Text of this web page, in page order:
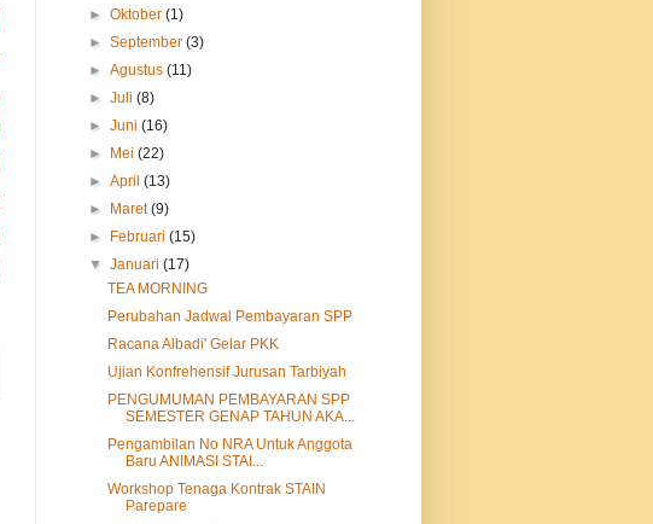
►Oktober(1)
►September(3)
►Agustus(11)
►Juli(8)
►Juni(16)
►
Mei(22)
►April(13)
►
Maret(9)
►
Februari(15)
▼Januari(17)
TEA MORNING
Perubahan Jadwal Pembayaran SPP
Racana Albadi' Gelar PKK
Ujian Konfrehensif Jurusan Tarbiyah
PENGUMUMAN PEMBAYARAN SPP
SEMESTER GENAP TAHUN AKA...
Pengambilan No NRA Untuk Anggota
Baru ANIMASI STAI...
Workshop Tenaga Kontrak STAIN
Parepare